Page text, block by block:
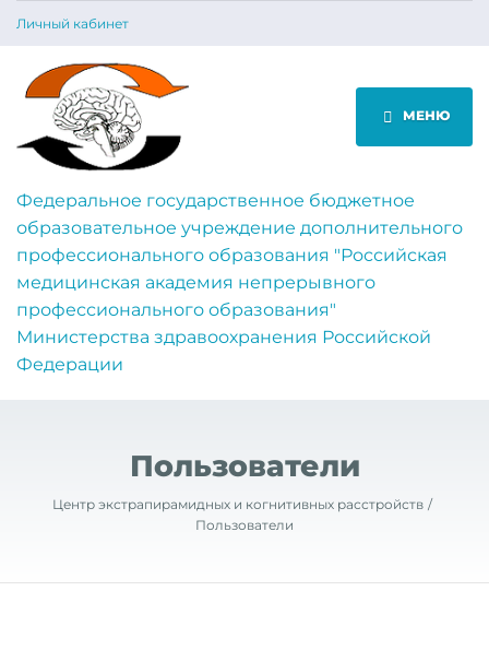
Личный кабинет
МЕНЮ
Федеральное государственное бюджетное
образовательное учреждение дополнительного
профессионального образования "Российская
медицинская академия непрерывного
профессионального образования"
Министерства здравоохранения Российской
Федерации
Пользователи
Центр экстрапирамидных и когнитивных расстройств
Пользователи